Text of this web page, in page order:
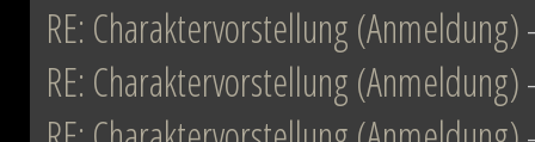
RE: Charaktervorstellung (Anmeldung)
RE: Charaktervorstellung (Anmeldung)